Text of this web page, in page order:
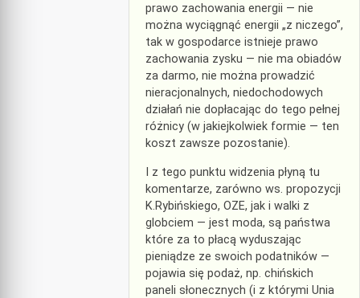
prawo zachowania energii — nie
można wyciągnąć energii „z niczego”,
tak w gospodarce istnieje prawo
zachowania zysku — nie ma obiadów
za darmo, nie można prowadzić
nieracjonalnych, niedochodowych
działań nie dopłacając do tego pełnej
różnicy (w jakiejkolwiek formie — ten
koszt zawsze pozostanie).
I z tego punktu widzenia płyną tu
komentarze, zarówno ws. propozycji
K.Rybińskiego, OZE, jak i walki z
globciem — jest moda, są państwa
które za to płacą wyduszając
pieniądze ze swoich podatników —
pojawia się podaż, np. chińskich
paneli słonecznych (i z którymi Unia